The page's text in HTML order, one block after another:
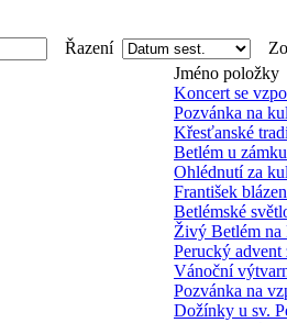
Řazení
Jméno položky
Koncert se
Pozvánka na
Křesťanské
Betlém u zámku
Ohlédnutí za
František blázen
Betlémské
Živý Betlém na
Perucký advent
Vánoční
Pozvánka na
Dožínky u sv.